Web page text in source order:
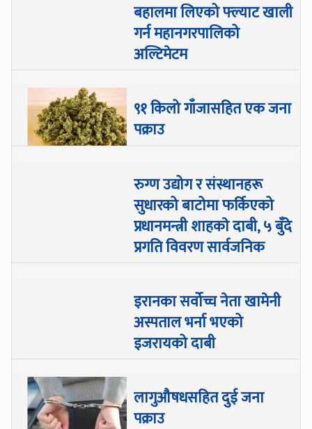
बहालमा लिएको फ्ल्याट खाली
गर्न महानगरपालिको
अल्टिमेटम
९१ किलो गाँजासहित एक जना
पक्राउ
रुग्ण उद्योग र संस्थानहरू
सुधारको बाटोमा फर्किएको
प्रधानमन्त्री शाहकाे दाबी, ५ बुँदे
प्रगति विवरण सार्वजनिक
इरानका सर्वोच्च नेता खामेनी
अस्पताल भर्ना भएको
इजरायको दाबी
लागुऔषधसहित दुई जना
पक्राउ